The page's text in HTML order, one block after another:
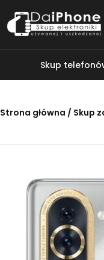
Skup
Strona główna / Skup